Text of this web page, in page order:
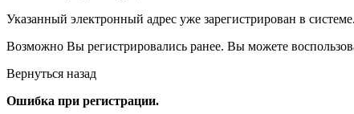
Указанный электронный адрес уже зарегистрирован в системе.
Возможно Вы регистрировались ранее. Вы можете
Вернуться назад
Ошибка при регистрации.